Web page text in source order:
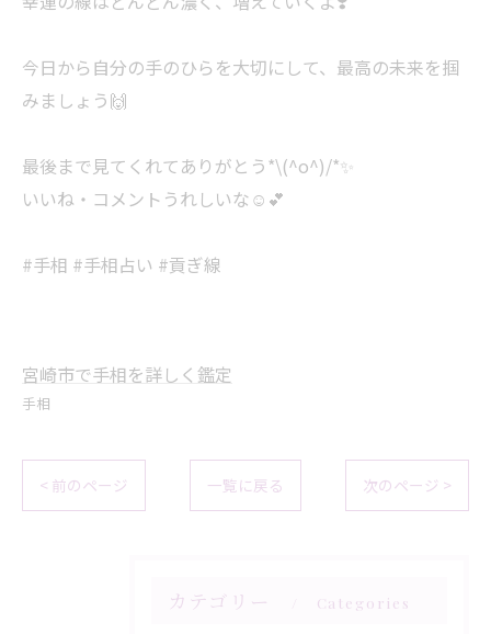
今日から自分の手のひらを大切にして、最高の未来を掴
みましょう🙌
最後まで見てくれてありがとう*\(^o^)/*✨
いいね・コメントうれしいな☺️💕
#手相 #手相占い #貢ぎ線
宮崎市で手相を詳しく鑑定
手相
< 前のページ 一覧に戻る 次のページ >
カテゴリー Categories